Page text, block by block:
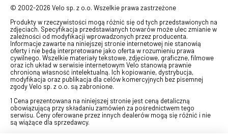
© 2002-2026 Velo sp. z o.o. Wszelkie prawa zastrzeżone
Produkty w rzeczywistości mogą różnić się od tych przedstawionych na
zdjęciach. Specyfikacja przedstawianych towarów może ulec zmianie w
zależności od modyfikacji wprowadzonych przez producenta.
Informacje zawarte na niniejszej stronie internetowej nie stanowią
oferty i nie będą interpretowane jako oferta w rozumieniu prawa
cywilnego. Wszelkie materiały tekstowe, zdjęciowe, graficzne, filmowe
oraz ich układ w serwisie internetowym Velo stanowią prawnie
chronioną własność intelektualną. Ich kopiowanie, dystrybucja,
modyfikacja oraz publikacja dla celów komercyjnych bez pisemnej
zgody Velo sp. z o.o. są zabronione.
1 Cena prezentowana na niniejszej stronie jest ceną detaliczną
obowiązującą przy składaniu zamówień za pośrednictwem tego
serwisu. Ceny oferowane przez innych dealerów mogą się różnić i nie
są wiążące dla sprzedawcy.